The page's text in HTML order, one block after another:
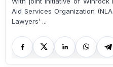
Aid Services Organization
Lawyers’ ...